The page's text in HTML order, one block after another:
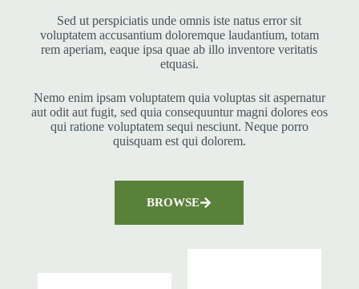
Sed ut perspiciatis unde omnis iste natus error sit
voluptatem accusantium doloremque laudantium, totam
rem aperiam, eaque ipsa quae ab illo inventore veritatis
etquasi.
Nemo enim ipsam voluptatem quia voluptas sit aspernatur
aut odit aut fugit, sed quia consequuntur magni dolores eos
qui ratione voluptatem sequi nesciunt. Neque porro
quisquam est qui dolorem.
BROWSE